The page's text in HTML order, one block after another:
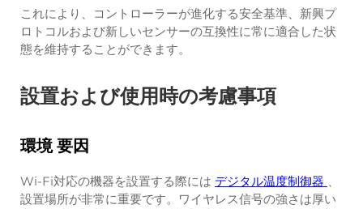
これにより、コントローラーが進化する安全基準、新興プ
ロトコルおよび新しいセンサーの互換性に常に適合した状
態を維持することができます。
設置および使用時の考慮事項
環境 要因
Wi-Fi対応の機器を設置する際には デジタル温度制御器 、
設置場所が非常に重要です。ワイヤレス信号の強さは厚い